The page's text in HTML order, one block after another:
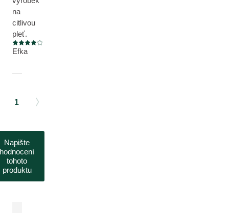
na
citlivou
pleť.
Aktuální hodnocení: 4 z 5 hvězdiček
Efka
1
Napište
hodnocení
tohoto
produktu